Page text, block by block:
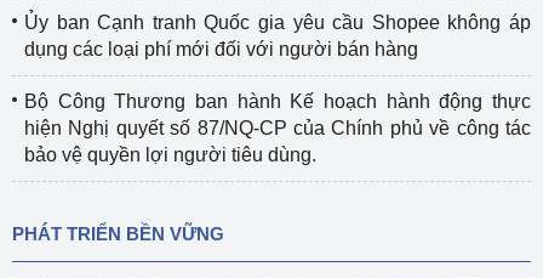
Ủy ban Cạnh tranh Quốc gia yêu cầu Shopee không áp
dụng các loại phí mới đối với người bán hàng
Bộ Công Thương ban hành Kế hoạch hành động thực
hiện Nghị quyết số 87/NQ-CP của Chính phủ về công tác
bảo vệ quyền lợi người tiêu dùng.
PHÁT TRIỂN BỀN VỮNG